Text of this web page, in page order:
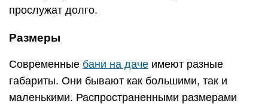
прослужат долго.
Размеры
Современные бани на даче имеют разные
габариты. Они бывают как большими, так и
маленькими. Распространенными размерами